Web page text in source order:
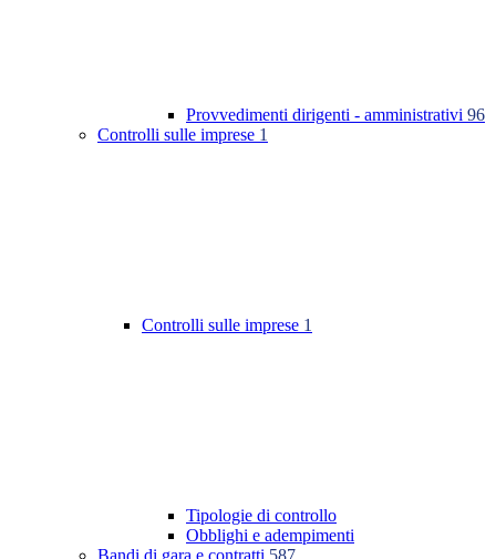
Provvedimenti dirigenti - amministrativi 96
Controlli sulle imprese 1
Controlli sulle imprese 1
Tipologie di controllo
Obblighi e adempimenti